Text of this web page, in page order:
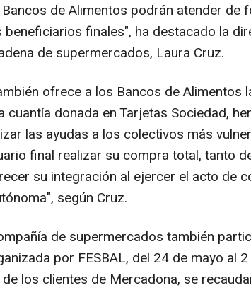
de Alimentos podrán atender de
beneficiarios finales", ha destacado la
de supermercados, Laura Cruz.
ofrece a los Bancos de Alimentos
cuantía donada en Tarjetas Sociedad,
las ayudas a los colectivos más
final realizar su compra total, tanto
su integración al ejercer el acto de
según Cruz.
de supermercados también
por FESBAL, del 24 de mayo al
los clientes de Mercadona, se